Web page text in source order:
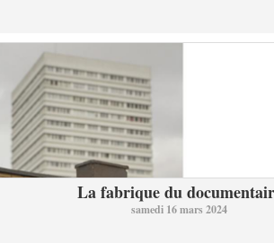
La fabrique du
samedi 16 mars 2024